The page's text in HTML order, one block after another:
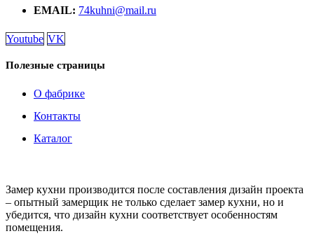
EMAIL: 74kuhni@mail.ru
Youtube VK
Полезные страницы
О фабрике
Контакты
Каталог
Замер кухни производится после составления дизайн проекта
– опытный замерщик не только сделает замер кухни, но и
убедится, что дизайн кухни соответствует особенностям
помещения.